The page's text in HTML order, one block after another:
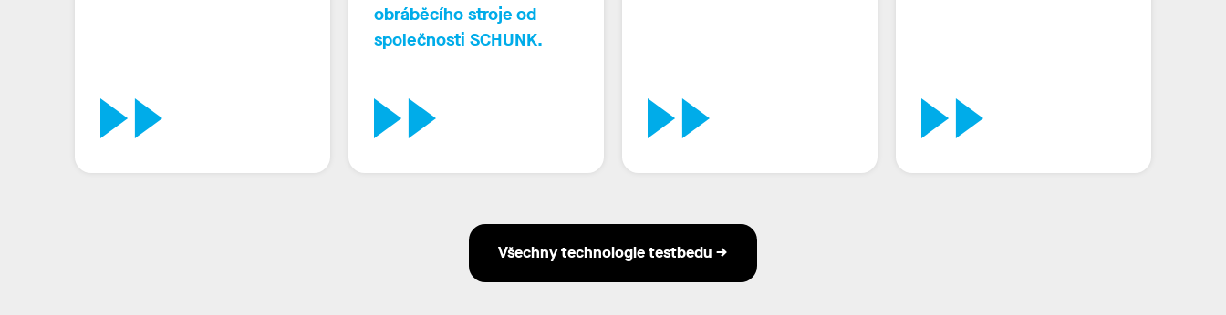
obráběcího stroje od
společnosti SCHUNK.
Všechny technologie testbedu →